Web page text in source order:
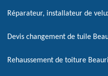
Réparateur, installateur de
Devis changement de tuile
Rehaussement de toiture